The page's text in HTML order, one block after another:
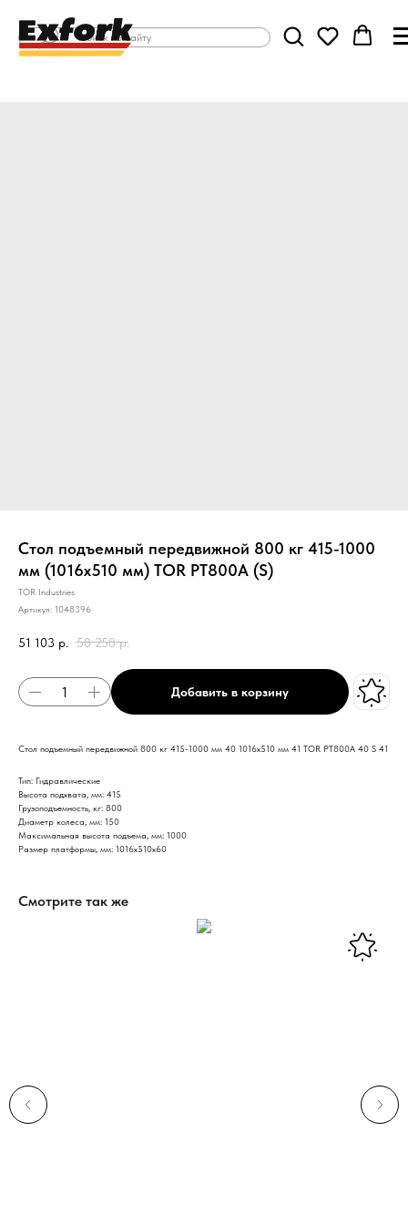
Стол подъемный передвижной 800 кг 415-1000
мм (1016х510 мм) TOR PT800A (S)
TOR Industries
Артикул: 1048396
51 103 р. 58 258 р.
Добавить в корзину
Стол подъемный передвижной 800 кг 415-1000 мм 40 1016х510 мм 41 TOR PT800A 40 S 41
Тип: Гидравлические
Высота подхвата, мм: 415
Грузоподъемность, кг: 800
Диаметр колеса, мм: 150
Максимальная высота подъема, мм: 1000
Размер платформы, мм: 1016х510х60
Смотрите так же